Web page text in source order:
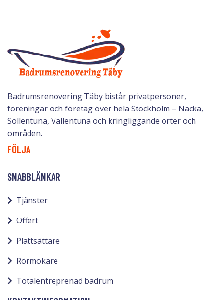
Badrumsrenovering Täby bistår privatpersoner,
föreningar och företag över hela Stockholm – Nacka,
Sollentuna, Vallentuna och kringliggande orter och
områden.
FÖLJA
SNABBLÄNKAR
Tjänster
Offert
Plattsättare
Rörmokare
Totalentreprenad badrum